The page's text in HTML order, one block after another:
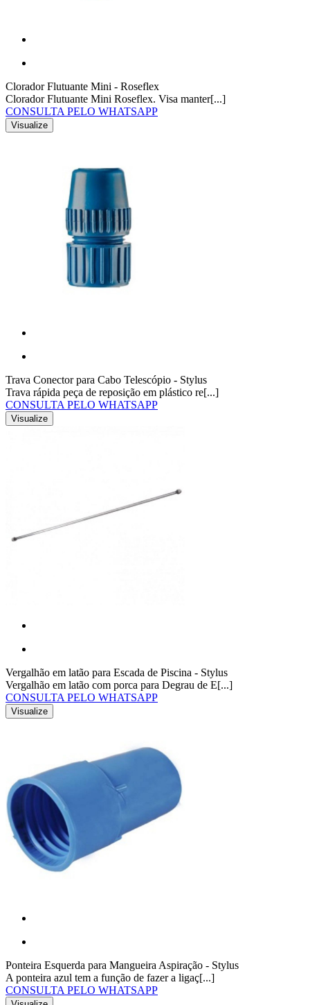
Clorador Flutuante Mini - Roseflex
Clorador Flutuante Mini Roseflex. Visa manter[...]
CONSULTA PELO WHATSAPP
Visualize
Trava Conector para Cabo Telescópio - Stylus
Trava rápida peça de reposição em plástico re[...]
CONSULTA PELO WHATSAPP
Visualize
Vergalhão em latão para Escada de Piscina - Stylus
Vergalhão em latão com porca para Degrau de E[...]
CONSULTA PELO WHATSAPP
Visualize
Ponteira Esquerda para Mangueira Aspiração - Stylus
A ponteira azul tem a função de fazer a ligaç[...]
CONSULTA PELO WHATSAPP